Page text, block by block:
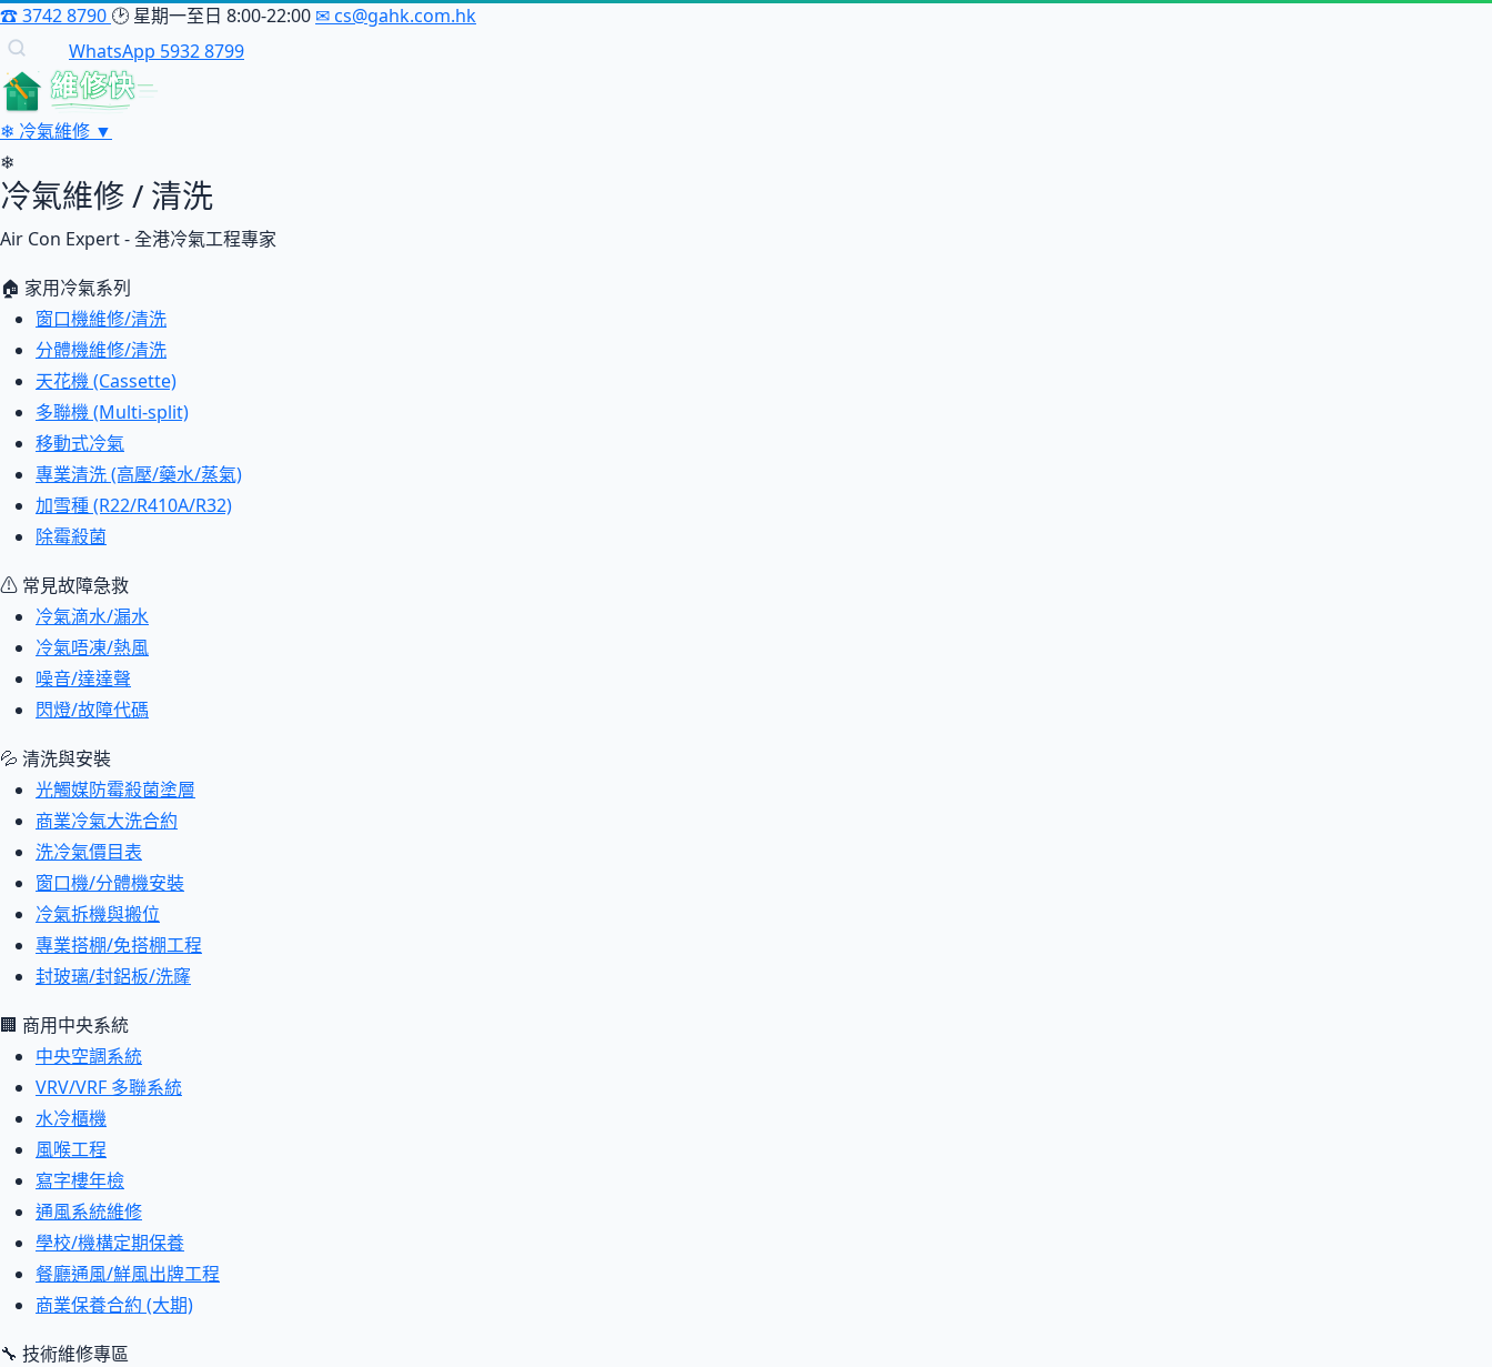
☎3742 8790 🕑 星期一至日 8:00-22:00 ✉cs@gahk.com.hk
WhatsApp 5932 8799
維修快
❄ 冷氣維修 ▼
❄
冷氣維修 / 清洗
Air Con Expert - 全港冷氣工程專家
🏠 家用冷氣系列
窗口機維修/清洗
分體機維修/清洗
天花機 (Cassette)
多聯機 (Multi-split)
移動式冷氣
專業清洗 (高壓/藥水/蒸氣)
加雪種 (R22/R410A/R32)
除霉殺菌
⚠ 常見故障急救
冷氣滴水/漏水
冷氣唔凍/熱風
噪音/達達聲
閃燈/故障代碼
💦 清洗與安裝
光觸媒防霉殺菌塗層
商業冷氣大洗合約
洗冷氣價目表
窗口機/分體機安裝
冷氣拆機與搬位
專業搭棚/免搭棚工程
封玻璃/封鋁板/洗窿
🏢 商用中央系統
中央空調系統
VRV/VRF 多聯系統
水冷櫃機
風喉工程
寫字樓年檢
通風系統維修
學校/機構定期保養
餐廳通風/鮮風出牌工程
商業保養合約 (大期)
🔧 技術維修專區